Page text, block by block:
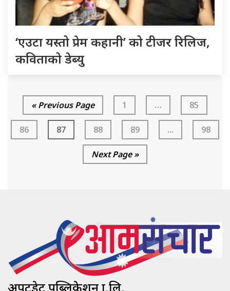
‘एउटा यस्तो प्रेम कहानी’ को टीजर रिलिज,
कविताको डेब्यु
« Previous Page 1 … 85
86 87 88 89 ... 98
Next Page »
अपटुडेट पब्लिकेशन प्रा.लि.